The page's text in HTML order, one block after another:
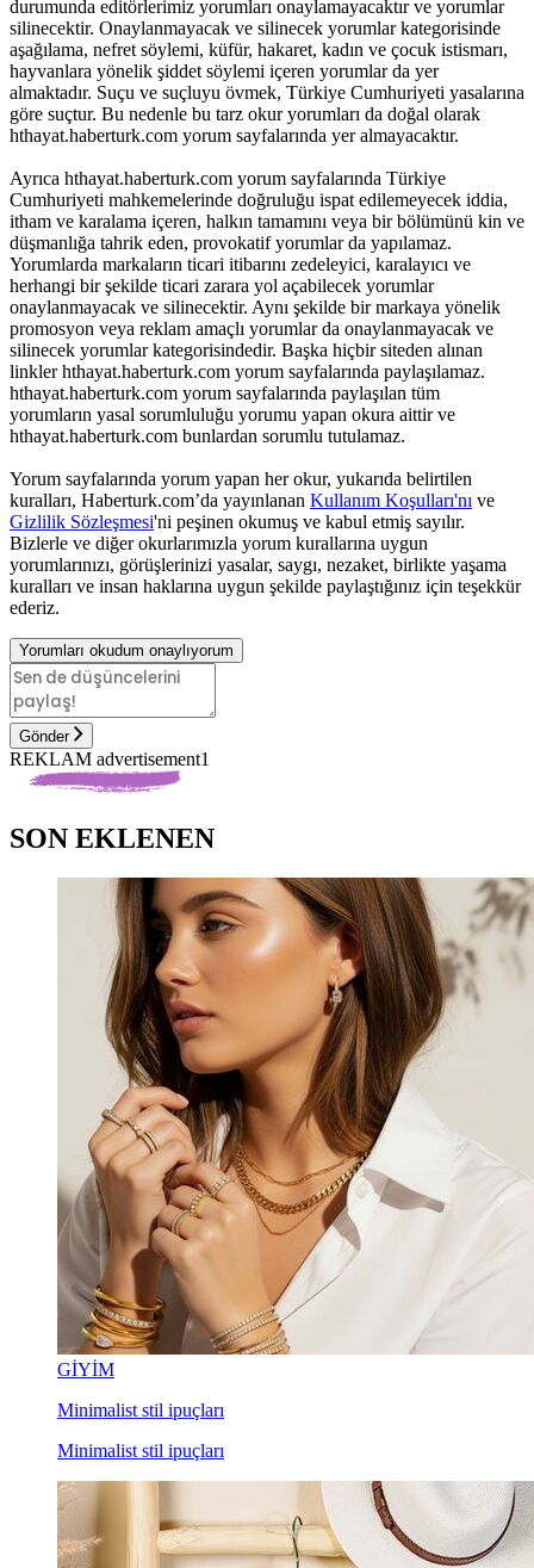
durumunda editörlerimiz yorumları onaylamayacaktır ve yorumlar
silinecektir. Onaylanmayacak ve silinecek yorumlar kategorisinde
aşağılama, nefret söylemi, küfür, hakaret, kadın ve çocuk istismarı,
hayvanlara yönelik şiddet söylemi içeren yorumlar da yer
almaktadır. Suçu ve suçluyu övmek, Türkiye Cumhuriyeti yasalarına
göre suçtur. Bu nedenle bu tarz okur yorumları da doğal olarak
hthayat.haberturk.com yorum sayfalarında yer almayacaktır.
Ayrıca hthayat.haberturk.com yorum sayfalarında Türkiye
Cumhuriyeti mahkemelerinde doğruluğu ispat edilemeyecek iddia,
itham ve karalama içeren, halkın tamamını veya bir bölümünü kin ve
düşmanlığa tahrik eden, provokatif yorumlar da yapılamaz.
Yorumlarda markaların ticari itibarını zedeleyici, karalayıcı ve
herhangi bir şekilde ticari zarara yol açabilecek yorumlar
onaylanmayacak ve silinecektir. Aynı şekilde bir markaya yönelik
promosyon veya reklam amaçlı yorumlar da onaylanmayacak ve
silinecek yorumlar kategorisindedir. Başka hiçbir siteden alınan
linkler hthayat.haberturk.com yorum sayfalarında paylaşılamaz.
hthayat.haberturk.com yorum sayfalarında paylaşılan tüm
yorumların yasal sorumluluğu yorumu yapan okura aittir ve
hthayat.haberturk.com bunlardan sorumlu tutulamaz.
Yorum sayfalarında yorum yapan her okur, yukarıda belirtilen
kuralları, Haberturk.com’da yayınlanan Kullanım Koşulları'nı ve
Gizlilik Sözleşmesi'ni peşinen okumuş ve kabul etmiş sayılır.
Bizlerle ve diğer okurlarımızla yorum kurallarına uygun
yorumlarınızı, görüşlerinizi yasalar, saygı, nezaket, birlikte yaşama
kuralları ve insan haklarına uygun şekilde paylaştığınız için teşekkür
ederiz.
Yorumları okudum onaylıyorum
Gönder
REKLAM advertisement1
SON EKLENEN
GİYİM
Minimalist stil ipuçları
Minimalist stil ipuçları